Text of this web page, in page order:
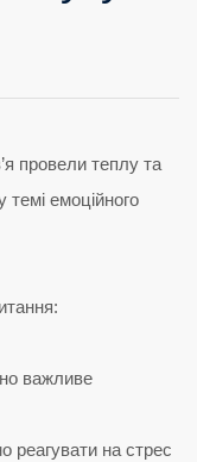
провели теплу та
темі емоційного
важливе
реагувати на стрес